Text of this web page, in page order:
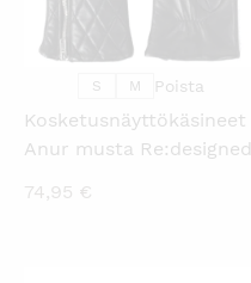
S M Poista
Kosketusnäyttökäsineet
Anur musta Re:designed
74,95 €